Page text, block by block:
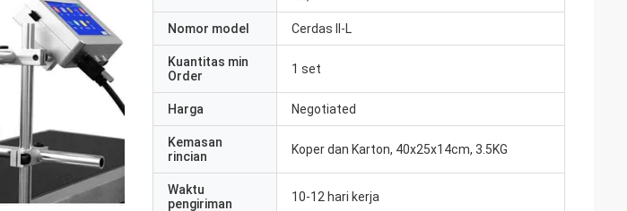
Nomor model Cerdas II-L
Kuantitas min
Order
1 set
Harga Negotiated
Kemasan
rincian
Koper dan Karton, 40x25x14cm, 3.5KG
Waktu
pengiriman
10-12 hari kerja